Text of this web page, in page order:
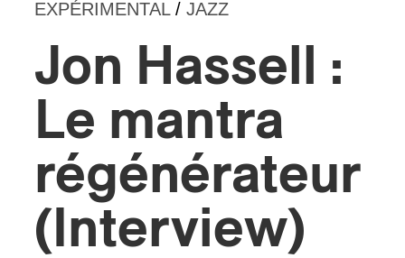
EXPÉRIMENTAL/ JAZZ
Jon Hassell :
Le mantra
régénérateur
(Interview)